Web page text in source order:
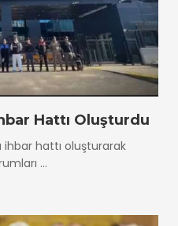
Hattı Oluşturdu
hattı oluşturarak
...